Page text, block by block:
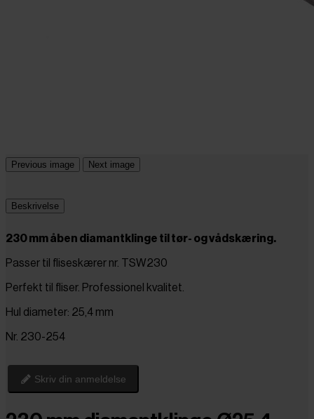
Previous image Next image
Beskrivelse
230 mm åben diamantklinge til tør- og vådskæring.
Passer til fliseskærer nr. TSW230
Perfekt til fliser. Professionel kvalitet.
Hul diameter: 25,4 mm
Nr. 230-254
Skriv din anmeldelse